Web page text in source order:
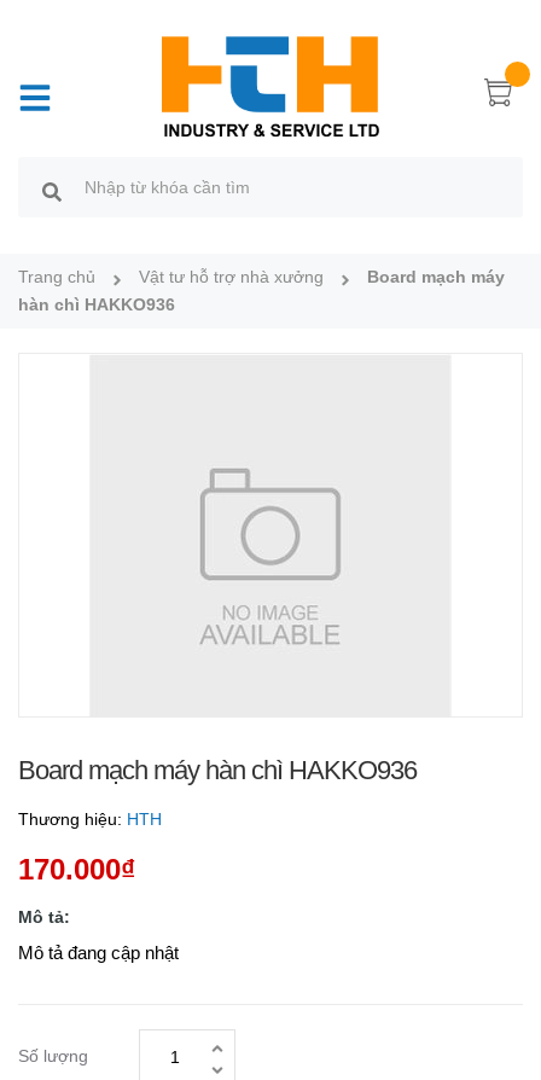
Trang chủ Vật tư hỗ trợ nhà xưởng
Board mạch máy
hàn chì HAKKO936
Board mạch máy hàn chì HAKKO936
Thương hiệu: HTH
170.000₫
Mô tả:
Mô tả đang cập nhật
Số lượng